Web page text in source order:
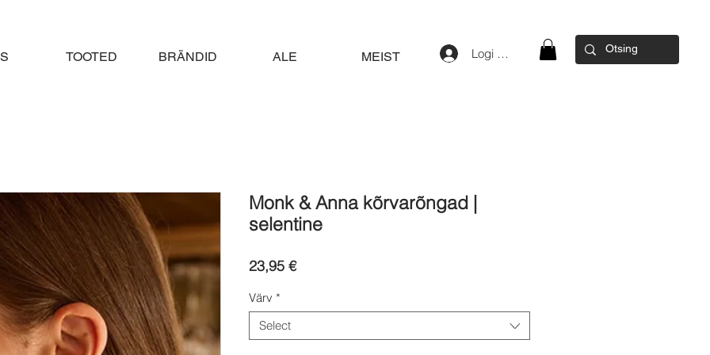
TOOTED BRÄNDID ALE MEIST Logi sisse
Monk & Anna kõrvarõngad |
selentine
23,95 €Price
Värv *
Select